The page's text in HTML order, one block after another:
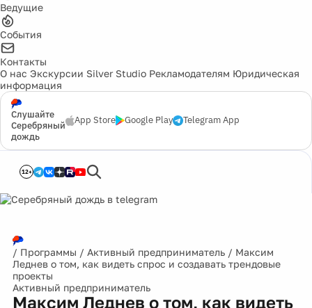
Ведущие
События
Контакты
О нас Экскурсии Silver Studio Рекламодателям Юридическая
информация
Слушайте
Серебряный
дождь
App Store Google Play Telegram App
12+
/ Программы / Активный предприниматель / Максим
Леднев о том, как видеть спрос и создавать трендовые
проекты
Активный предприниматель
Максим Леднев о том, как видеть